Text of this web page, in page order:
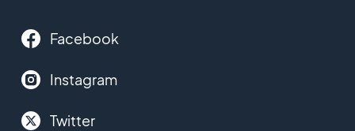
Facebook
Instagram
Twitter